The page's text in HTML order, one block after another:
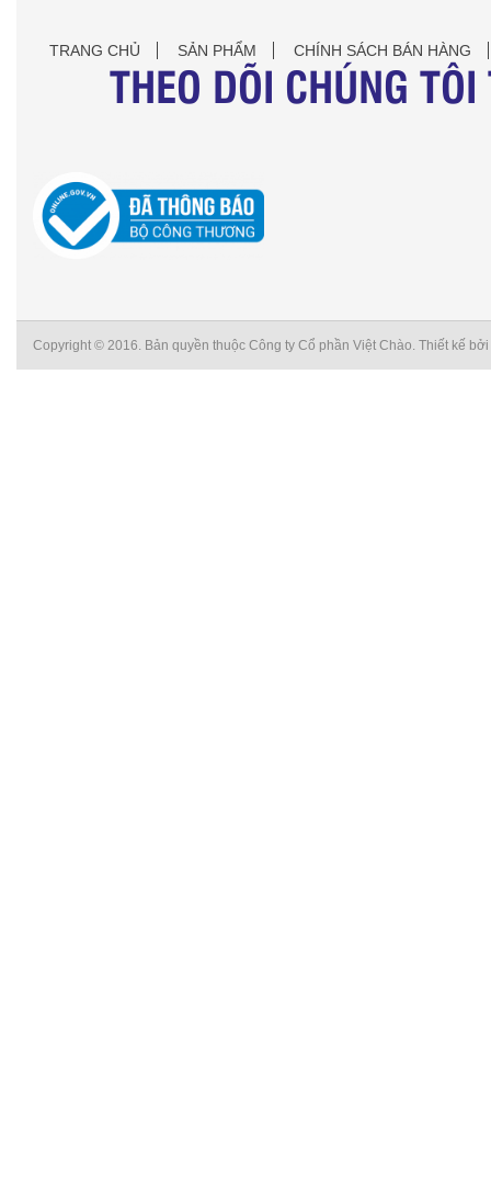
TRANG CHỦ SẢN PHẨM CHÍNH SÁCH BÁN HÀNG
THEO DÕI CHÚNG
Copyright © 2016. Bản quyền thuộc Công ty Cổ phần Việt Chào. Thiết kế bởi